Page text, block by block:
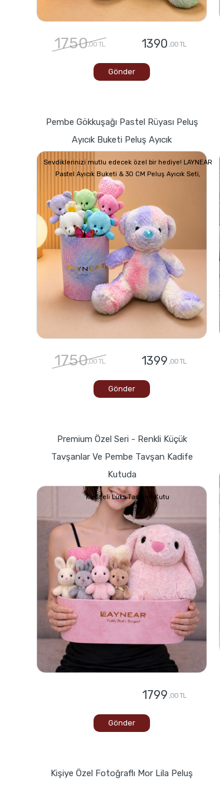
1750,00 TL 1390 ,00 TL
Gönder
Pembe Gökkuşağı Pastel Rüyası Peluş
Ayıcık Buketi Peluş Ayıcık
Sevdiklerinizi mutlu edecek özel bir hediye! LAYNEAR
Pastel Ayıcık Buketi & 30 CM Peluş Ayıcık Seti,
1750,00 TL 1399 ,00 TL
Gönder
Premium Özel Seri - Renkli Küçük
Tavşanlar Ve Pembe Tavşan Kadife
Kutuda
Kadifeli Lüks Tasarım Kutu
1799 ,00 TL
Gönder
Kişiye Özel Fotoğraflı Mor Lila Peluş